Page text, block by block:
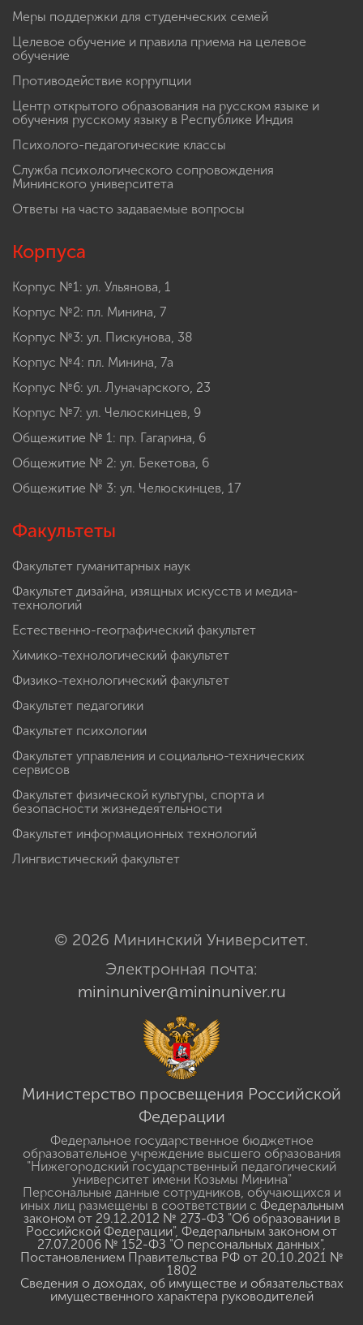
Меры поддержки для студенческих семей
Целевое обучение и правила приема на целевое
обучение
Противодействие коррупции
Центр открытого образования на русском языке и
обучения русскому языку в Республике Индия
Психолого-педагогические классы
Служба психологического сопровождения
Мининского университета
Ответы на часто задаваемые вопросы
Корпуса
Корпус №1: ул. Ульянова, 1
Корпус №2: пл. Минина, 7
Корпус №3: ул. Пискунова, 38
Корпус №4: пл. Минина, 7а
Корпус №6: ул. Луначарского, 23
Корпус №7: ул. Челюскинцев, 9
Общежитие № 1: пр. Гагарина, 6
Общежитие № 2: ул. Бекетова, 6
Общежитие № 3: ул. Челюскинцев, 17
Факультеты
Факультет гуманитарных наук
Факультет дизайна, изящных искусств и медиа-
технологий
Естественно-географический факультет
Химико-технологический факультет
Физико-технологический факультет
Факультет педагогики
Факультет психологии
Факультет управления и социально-технических
сервисов
Факультет физической культуры, спорта и
безопасности жизнедеятельности
Факультет информационных технологий
Лингвистический факультет
© 2026 Мининский Университет.
Электронная почта:
mininuniver@mininuniver.ru
Министерство просвещения Российской
Федерации
Федеральное государственное бюджетное
образовательное учреждение высшего образования
"Нижегородский государственный педагогический
университет имени Козьмы Минина"
Персональные данные сотрудников, обучающихся и
иных лиц размещены в соответствии с Федеральным
законом от 29.12.2012 № 273-ФЗ "Об образовании в
Российской Федерации", Федеральным законом от
27.07.2006 № 152-ФЗ "О персональных данных",
Постановлением Правительства РФ от 20.10.2021 №
1802
Сведения о доходах, об имуществе и обязательствах
имущественного характера руководителей